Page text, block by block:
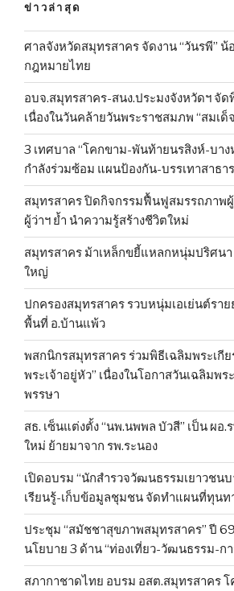
ข่าวล่าสุด
ศาลจังหวัดสมุทรสาคร จัดงาน “วันรพี”
กฎหมายไทย
อบจ.สมุทรสาคร-สนง.ประมงจังหวัดฯ จั
เนื่องในวันคล้ายวันพระราชสมภพ “สมเด็
3 เทศบาล “โคกขาม-พันท้ายนรสิงห์-บา
กำลังร่วมซ้อม แผนป้องกัน-บรรเทาสาธ
สมุทรสาคร ปิดกิจกรรมฟื้นฟูสมรรถภาพ
ผู้ว่าฯ ย้ำ นำความรู้สร้างชีวิตใหม่
สมุทรสาคร ม้าเหล็กขยี้แหลกหนุ่มปริศนา
ใหญ่
ปกครองสมุทรสาคร รวบหนุ่มเอเย่นต์รา
พื้นที่ อ.บ้านแพ้ว
พสกนิกรสมุทรสาคร ร่วมพิธีเฉลิมพระเกี
พระเจ้าอยู่หัว” เนื่องในโอกาสวันเฉลิมพ
พรรษา
สธ. เซ็นแต่งตั้ง “นพ.นพพล บัวสี” เป็น ผอ
ใหม่ ย้ายมาจาก รพ.ระนอง
เปิดอบรม “นักสำรวจวัฒนธรรมเยาวชนบ
เรียนรู้-เก็บข้อมูลชุมชน จัดทำแผนที่ทุนท
ประชุม “สมัชชาสุขภาพสมุทรสาคร” ปี
นโยบาย 3 ด้าน “ท่องเที่ยว-วัฒนธรรม-ก
สภากาชาดไทย อบรม อสต.สมุทรสาคร โ